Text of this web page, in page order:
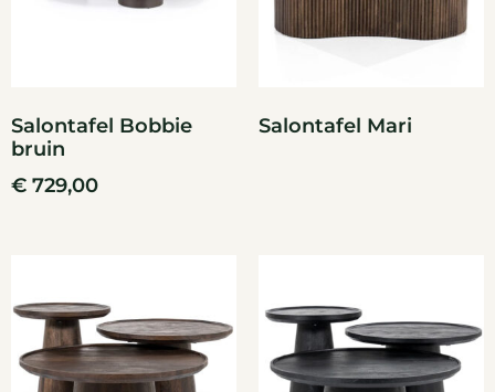
Salontafel Bobbie
bruin
€ 729,00
Salontafel Mari